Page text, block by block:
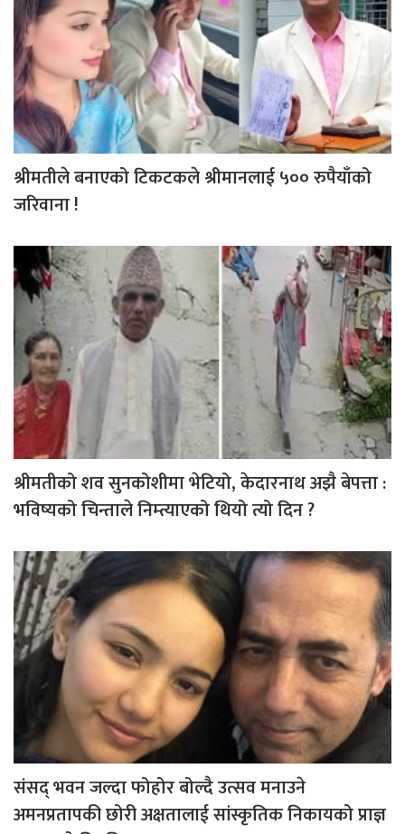
श्रीमतीले बनाएको टिकटकले श्रीमानलाई ५०० रुपैयाँको
जरिवाना !
श्रीमतीको शव सुनकोशीमा भेटियो, केदारनाथ अझै बेपत्ता :
भविष्यको चिन्ताले निम्त्याएको थियो त्यो दिन ?
संसद् भवन जल्दा फोहोर बोल्दै उत्सव मनाउने
अमनप्रतापकी छोरी अक्षतालाई सांस्कृतिक निकायको प्राज्ञ